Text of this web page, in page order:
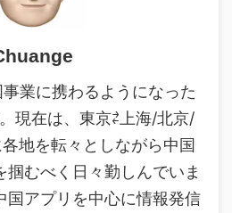
業に携わるようになった
現在は、東京⇄上海/北京/
地を転々としながら中国
掴むべく日々勤しんでいま
国アプリを中心に情報発信